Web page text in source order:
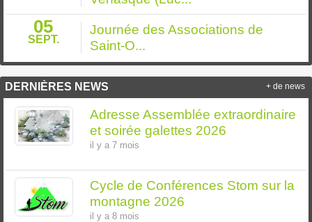
05
SEPT.
Journée des Associations de
Saint-O...
DERNIÈRES NEWS
Adresse Assemblée extraordinaire
et soirée galettes 2026
il y a 7 mois
Cycle de Conférences Stom sur la
montagne 2026
il y a 8 mois
+ de news